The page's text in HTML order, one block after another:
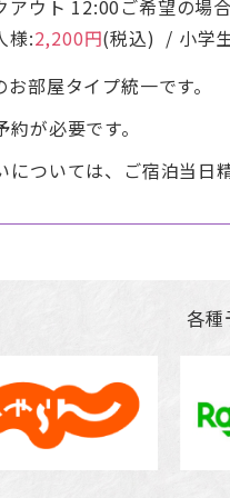
アウト 12:00ご希望の場
様:2,200円(税込) / 小学
お部屋タイプ統一です。
約が必要です。
については、ご宿泊当日
各種